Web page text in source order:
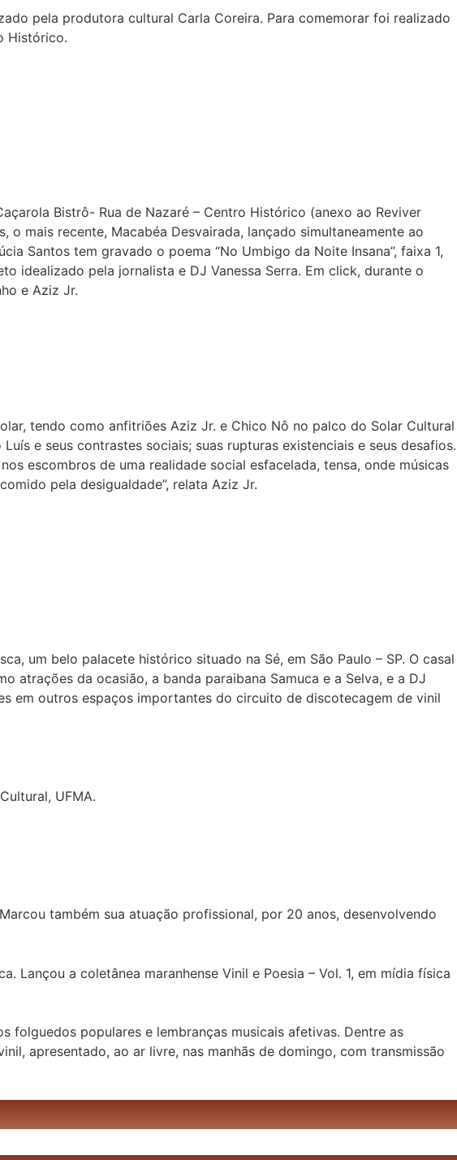
pela produtora cultural Carla Coreira. Para comemorar foi realizado
Histórico.
Bistrô- Rua de Nazaré – Centro Histórico (anexo ao Reviver
mais recente, Macabéa Desvairada, lançado simultaneamente ao
Santos tem gravado o poema “No Umbigo da Noite Insana”, faixa 1,
idealizado pela jornalista e DJ Vanessa Serra. Em click, durante o
e Aziz Jr.
tendo como anfitriões Aziz Jr. e Chico Nô no palco do Solar Cultural
e seus contrastes sociais; suas rupturas existenciais e seus desafios.
escombros de uma realidade social esfacelada, tensa, onde músicas
pela desigualdade”, relata Aziz Jr.
um belo palacete histórico situado na Sé, em São Paulo – SP. O casal
atrações da ocasião, a banda paraibana Samuca e a Selva, e a DJ
em outros espaços importantes do circuito de discotecagem de vinil
UFMA.
também sua atuação profissional, por 20 anos, desenvolvendo
Lançou a coletânea maranhense Vinil e Poesia – Vol. 1, em mídia física
folguedos populares e lembranças musicais afetivas. Dentre as
apresentado, ao ar livre, nas manhãs de domingo, com transmissão